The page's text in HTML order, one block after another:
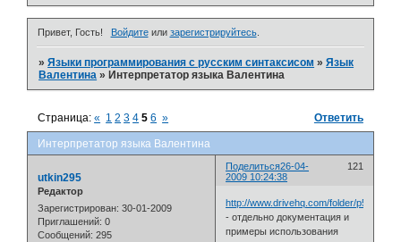
Привет, Гость! Войдитеили зарегистрируйтесь.
»Языки программирования с русским синтаксисом »Язык
Валентина »Интерпретатор языка Валентина
Интерпретатор языка Валентина
Страница:« 1 2 3 4 5 6 » Ответить
Поделиться 121
26-04-
2009 10:24:38
utkin295
Редактор
Зарегистрирован: 30-01-2009
Приглашений: 0
Сообщений: 295
http://www.drivehq.com/folder/
- отдельно документация и
примеры использования